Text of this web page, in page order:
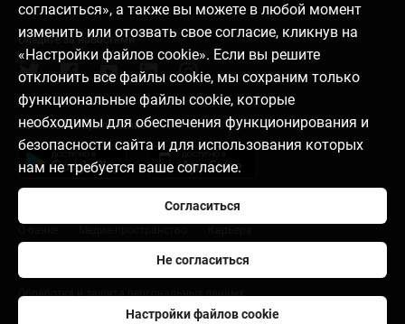
согласиться», а также вы можете в любой момент
изменить или отозвать свое согласие, кликнув на
«Настройки файлов cookie». Если вы решите
отклонить все файлы cookie, мы сохраним только
функциональные файлы cookie, которые
необходимы для обеспечения функционирования и
безопасности сайта и для использования которых
нам не требуется ваше согласие.
Согласиться
Не согласиться
Настройки файлов cookie
Следите за новостями
Установить приложение
Настройки файлов cookie